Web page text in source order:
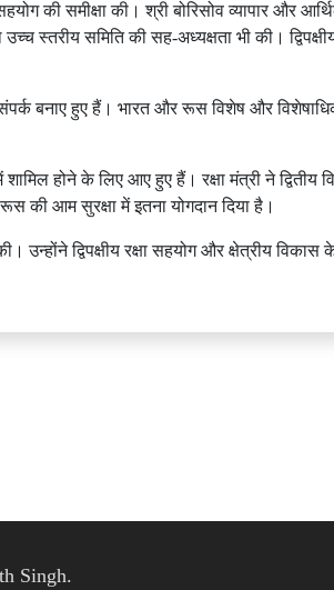
की समीक्षा की। श्री बोरिसोव व्यापार और
स्तरीय समिति की सह-अध्यक्षता भी की।
संपर्क बनाए हुए हैं। भारत और रूस विशेष और
होने के लिए आए हुए हैं। रक्षा मंत्री ने द्वितीय
की आम सुरक्षा में इतना योगदान दिया है।
द्विपक्षीय रक्षा सहयोग और क्षेत्रीय विकास के
Singh.